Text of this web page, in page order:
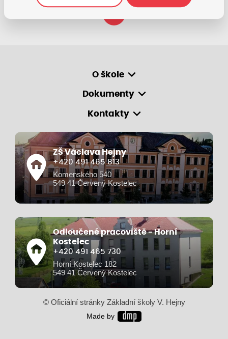
O škole
Dokumenty
Kontakty
ZŠ Václava Hejny
+420 491 465 813
Komenského 540
549 41 Červený Kostelec
Odloučené pracoviště - Horní
Kostelec
+420 491 465 730
Horní Kostelec 182
549 41 Červený Kostelec
© Oficiální stránky Základní školy V. Hejny
Made by